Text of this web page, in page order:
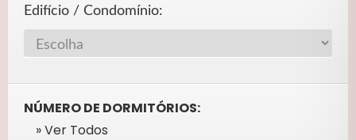
Edifício / Condomínio:
NÚMERO DE DORMITÓRIOS:
» Ver Todos